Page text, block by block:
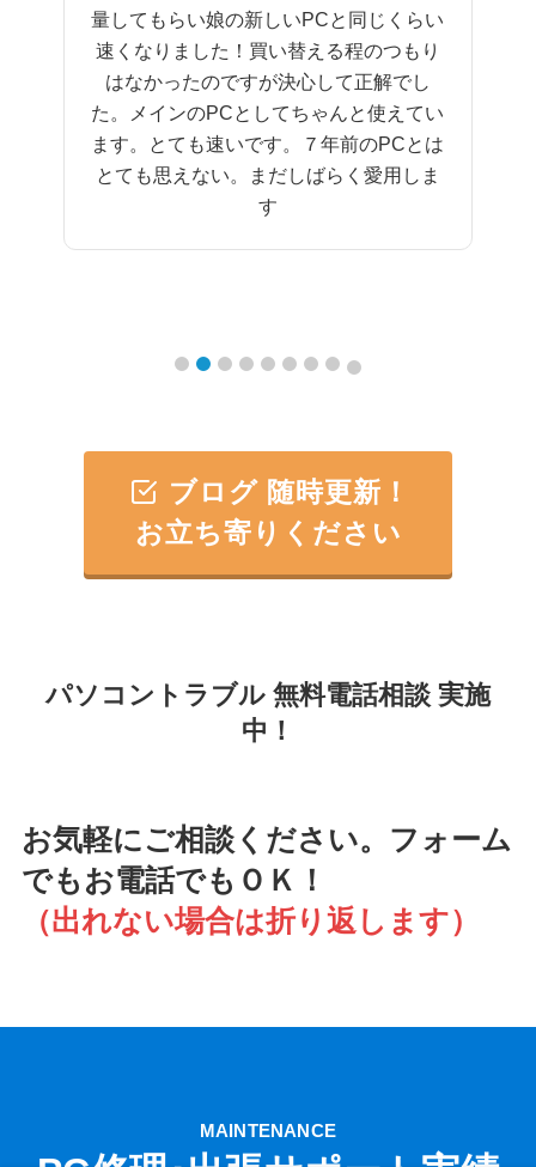
けていました。PCメディクスさんに電話
したら速攻来てくれて、この場では無理
だということがわかって、原因はグラボ
でした。まだまだ長くこのPC使います！
ブログ 随時更新！
お立ち寄りください
パソコントラブル 無料電話相談 実施
中！
お気軽にご相談ください。フォーム
でもお電話でもＯＫ！
（出れない場合は折り返します）
MAINTENANCE